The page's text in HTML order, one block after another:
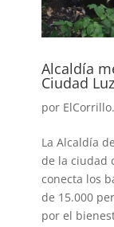
Alcaldía
Ciudad
por
La Alcaldía
de la ciudad
conecta los
de 15.000
por el